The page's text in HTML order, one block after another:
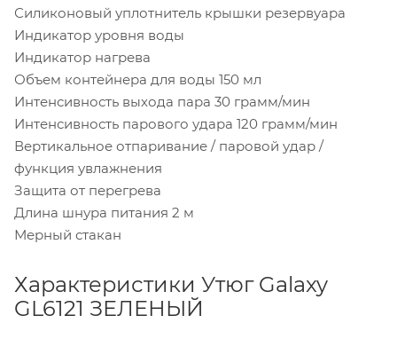
Силиконовый уплотнитель крышки резервуара
Индикатор уровня воды
Индикатор нагрева
Объем контейнера для воды 150 мл
Интенсивность выхода пара 30 грамм/мин
Интенсивность парового удара 120 грамм/мин
Вертикальное отпаривание / паровой удар /
функция увлажнения
Защита от перегрева
Длина шнура питания 2 м
Мерный стакан
Характеристики Утюг Galaxy
GL6121 ЗЕЛЕНЫЙ